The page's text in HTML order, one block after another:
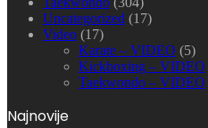
Uncategorized (17)
Video (17)
Karate – VIDEO (5)
Kickboxing – VIDEO
Taekwondo – VIDEO
Najnovije